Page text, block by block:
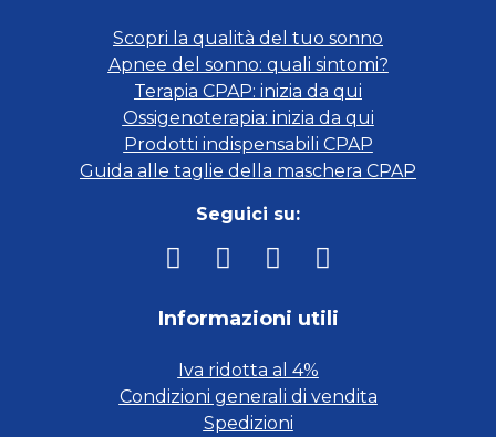
Scopri la qualità del tuo sonno
Apnee del sonno: quali sintomi?
Terapia CPAP: inizia da qui
Ossigenoterapia: inizia da qui
Prodotti indispensabili CPAP
Guida alle taglie della maschera CPAP
Seguici su:
Informazioni utili
Iva ridotta al 4%
Condizioni generali di vendita
Spedizioni